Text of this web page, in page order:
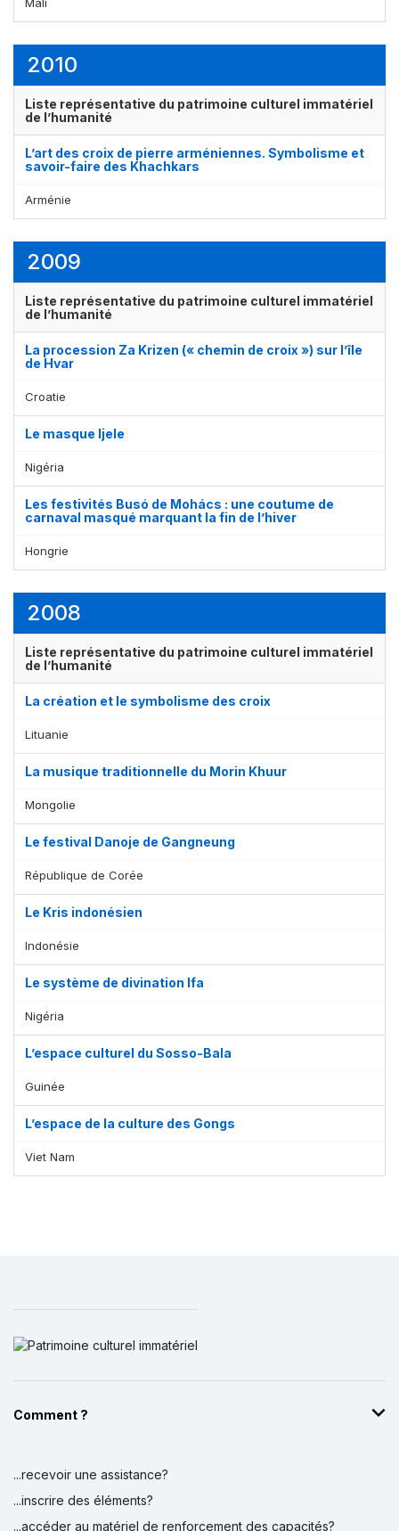
2010
Liste représentative du patrimoine culturel immatériel
de l’humanité
L’art des croix de pierre arméniennes. Symbolisme et
savoir-faire des Khachkars
Arménie
2009
Liste représentative du patrimoine culturel immatériel
de l’humanité
La procession Za Krizen (« chemin de croix ») sur l’île
de Hvar
Croatie
Le masque Ijele
Nigéria
Les festivités Busó de Mohács : une coutume de
carnaval masqué marquant la fin de l’hiver
Hongrie
2008
Liste représentative du patrimoine culturel immatériel
de l’humanité
La création et le symbolisme des croix
Lituanie
La musique traditionnelle du Morin Khuur
Mongolie
Le festival Danoje de Gangneung
République de Corée
Le Kris indonésien
Indonésie
Le système de divination Ifa
Nigéria
L’espace culturel du Sosso-Bala
Guinée
L’espace de la culture des Gongs
Viet Nam
Comment ?
...recevoir une assistance?
...inscrire des éléments?
...accéder au matériel de renforcement des capacités?